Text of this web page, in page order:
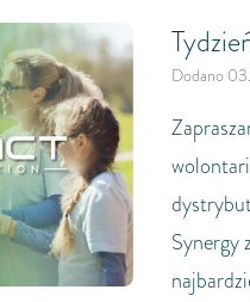
Dodano
Synergy